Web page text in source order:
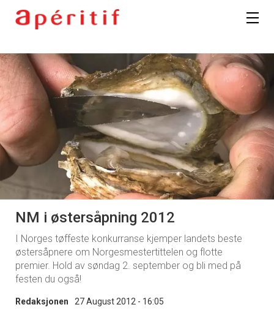
NM i østersåpning 2012
I Norges tøffeste konkurranse kjemper landets beste
østersåpnere om Norgesmestertittelen og flotte
premier. Hold av søndag 2. september og bli med på
festen du også!
Redaksjonen 27 August 2012 - 16:05